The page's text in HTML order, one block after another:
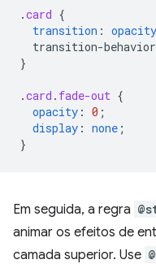
.card {
transition : opacity
transition-behavior
}
.card . fade-out {
opacity : 0 ;
display : none ;
}
Em seguida, a regra
animar os efeitos de
camada superior. Use